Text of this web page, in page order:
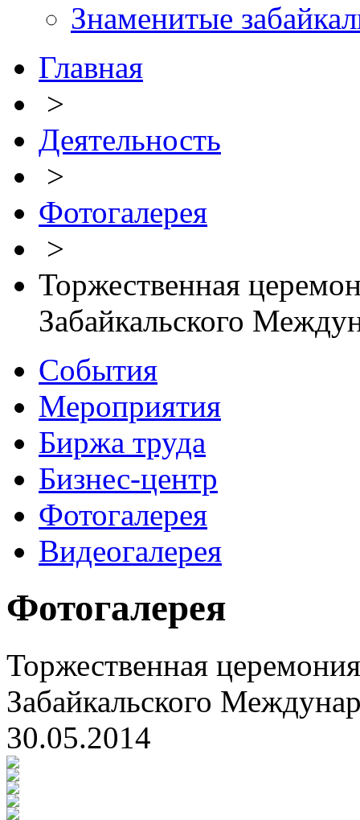
Знаменитые
Главная
>
Деятельность
>
Фотогалерея
>
Торжественная
Забайкальского
События
Мероприятия
Биржа труда
Бизнес-центр
Фотогалерея
Видеогалерея
Фотогалерея
Торжественная
Забайкальского
30.05.2014